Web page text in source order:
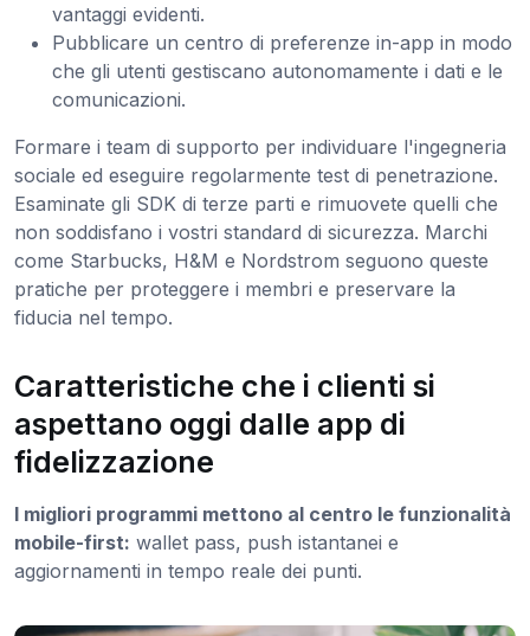
vantaggi evidenti.
Pubblicare un centro di preferenze in-app in modo
che gli utenti gestiscano autonomamente i dati e le
comunicazioni.
Formare i team di supporto per individuare l'ingegneria
sociale ed eseguire regolarmente test di penetrazione.
Esaminate gli SDK di terze parti e rimuovete quelli che
non soddisfano i vostri standard di sicurezza. Marchi
come Starbucks, H&M e Nordstrom seguono queste
pratiche per proteggere i membri e preservare la
fiducia nel tempo.
Caratteristiche che i clienti si
aspettano oggi dalle app di
fidelizzazione
I migliori programmi mettono al centro le funzionalità
mobile-first: wallet pass, push istantanei e
aggiornamenti in tempo reale dei punti.